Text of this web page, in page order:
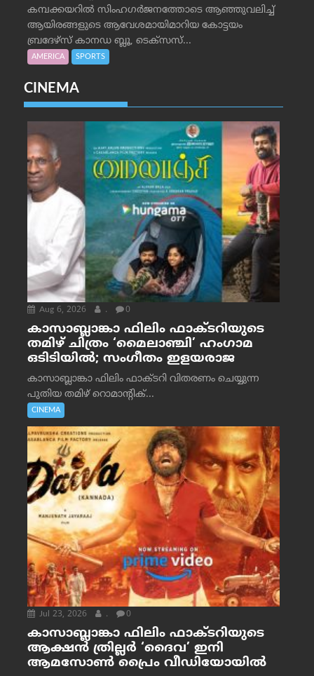
കമ്പക്കയറില്‍ സിംഹഗര്‍ജനത്തോടെ ആഞ്ഞുവലിച്ച്
ആയിരങ്ങളുടെ ആവേശമായിമാറിയ കോട്ടയം
ബ്രദേഴ്‌സ് കാനഡ ബ്ലൂ, ടെക്‌സസ്...
AMERICA SPORTS
CINEMA
Aug 6, 2026 . 0
കാസാബ്ലാങ്കാ ഫിലിം ഫാക്ടറിയുടെ
തമിഴ് ചിത്രം ‘മൈലാഞ്ചി’ ഹംഗാമ
ഒടിടിയിൽ; സംഗീതം ഇളയരാജ
കാസാബ്ലാങ്കാ ഫിലിം ഫാക്ടറി വിതരണം ചെയ്യുന്ന
പുതിയ തമിഴ് റൊമാന്റിക്...
CINEMA
Jul 23, 2026 . 0
കാസാബ്ലാങ്കാ ഫിലിം ഫാക്ടറിയുടെ
ആക്ഷൻ ത്രില്ലർ ‘ദൈവ’ ഇനി
ആമസോൺ പ്രൈം വീഡിയോയിൽ